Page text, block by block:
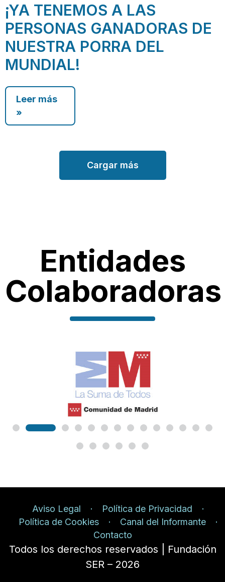
¡YA TENEMOS A LAS
PERSONAS GANADORAS DE
NUESTRA PORRA DEL
MUNDIAL!
Leer más
»
Cargar más
Entidades
Colaboradoras
Aviso Legal
Política de Privacidad
Política de Cookies
Canal del Informante
Contacto
Todos los derechos reservados | Fundación
SER – 2026